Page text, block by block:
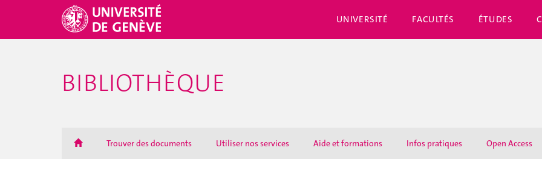
UNIVERSITÉ FACULTÉS ÉTUDES
BIBLIOTHÈQUE
Trouver des documents Utiliser nos services Aide et formations Infos pratiques Open Access